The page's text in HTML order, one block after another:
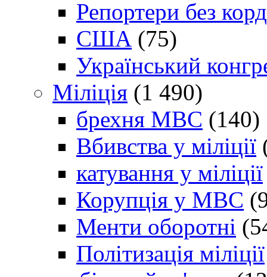
Репортери без
США (75)
Український
Міліція (1 490)
брехня МВС (140)
Вбивства у міліції
катування у міліції
Корупція у МВС
Менти оборотні
Політизація міліції